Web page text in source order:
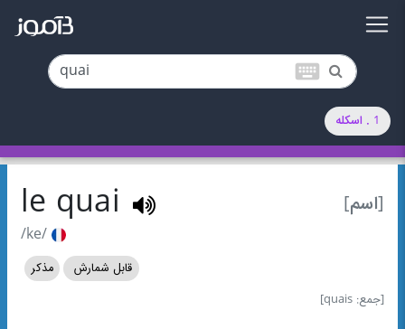
keyboard
1 . اسکله
[اسم] le quai
/ke/
قابل شمارش
مذکر
[جمع: quais]